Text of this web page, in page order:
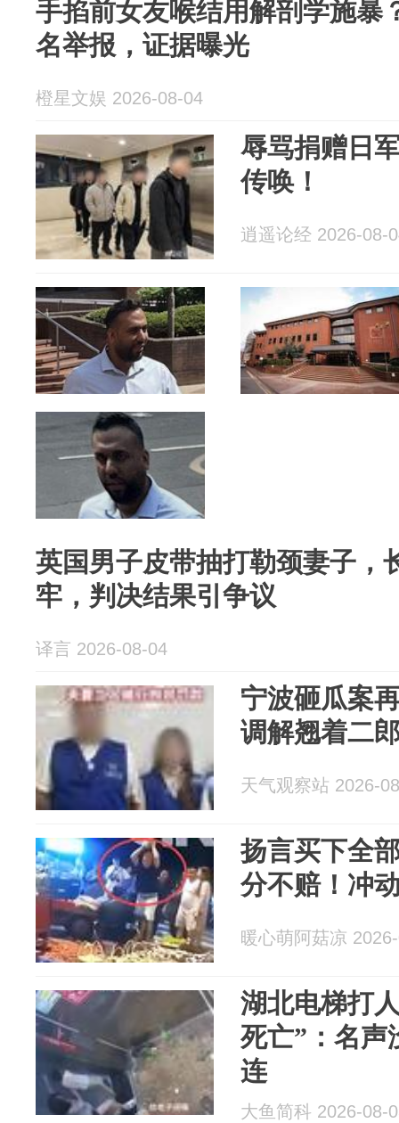
手掐前女友喉结用解剖学施暴
名举报，证据曝光
橙星文娱 2026-08-04
辱骂捐赠日
传唤！
逍遥论经 2026-08-
英国男子皮带抽打勒颈妻子，
牢，判决结果引争议
译言 2026-08-04
宁波砸瓜案
调解翘着二
天气观察站 2026-
扬言买下全
分不赔！冲
暖心萌阿菇凉
湖北电梯打
死亡”：名声
连
大鱼简科 2026-08-